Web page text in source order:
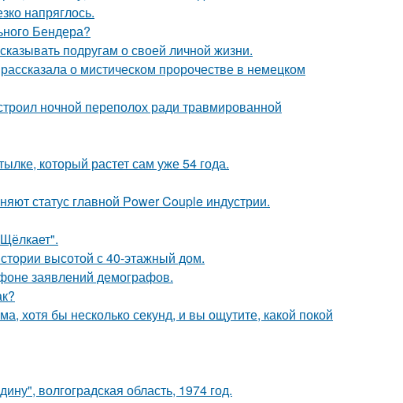
напряглось.
Бендера?
подругам о своей личной жизни.
о мистическом пророчестве в немецком
ночной переполох ради травмированной
который растет сам уже 54 года.
статус главной Power Couple индустрии.
высотой с 40-этажный дом.
заявлений демографов.
хотя бы несколько секунд, и вы ощутите, какой покой
волгоградская область, 1974 год.